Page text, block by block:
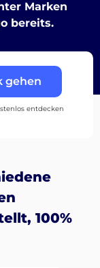
Marken
bereits.
gehen
entdecken
100%